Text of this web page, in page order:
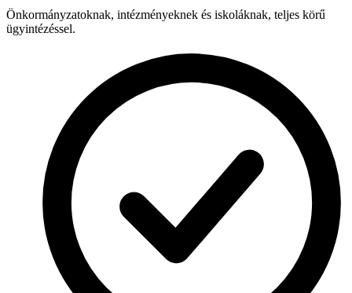
Önkormányzatoknak, intézményeknek és iskoláknak, teljes körű
ügyintézéssel.